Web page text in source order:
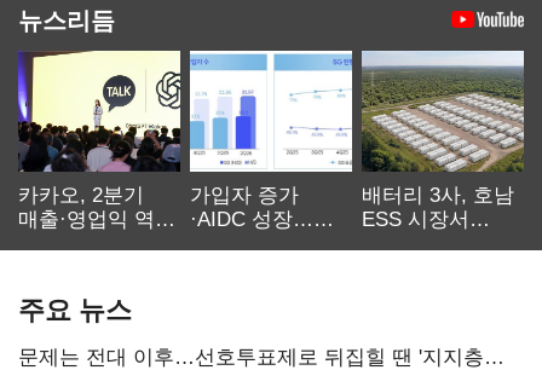
뉴스리듬
카카오, 2분기
매출·영업익 역대
가입자 증가
·AIDC 성장…
배터리 3사, 호남
ESS 시장서
주요 뉴스
문제는 전대 이후…선호투표제로 뒤집힐 땐 '지지층